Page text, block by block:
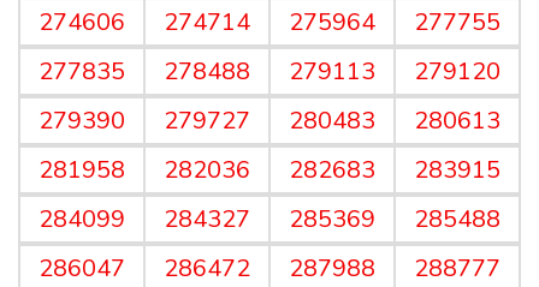
274606
274714 275964
277755
277835
278488 279113
279120
279390
279727 280483
280613
281958
282036 282683
283915
284099
284327 285369
285488
286047
286472 287988
288777